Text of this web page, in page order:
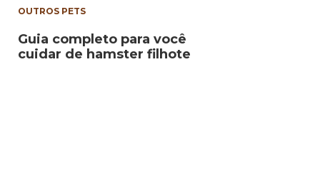
OUTROS PETS
Guia completo para você
cuidar de hamster filhote